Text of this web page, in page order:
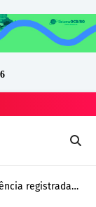
registrada